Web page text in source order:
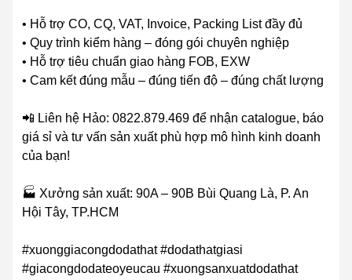
• Hỗ trợ CO, CQ, VAT, Invoice, Packing List đầy đủ
• Quy trình kiểm hàng – đóng gói chuyên nghiệp
• Hỗ trợ tiêu chuẩn giao hàng FOB, EXW
• Cam kết đúng mẫu – đúng tiến độ – đúng chất lượng
📲 Liên hệ Hảo: 0822.879.469 để nhận catalogue, báo
giá sỉ và tư vấn sản xuất phù hợp mô hình kinh doanh
của bạn!
🏭 Xưởng sản xuất: 90A – 90B Bùi Quang Là, P. An
Hội Tây, TP.HCM
#xuonggiacongdodathat #dodathatgiasi
#giacongdodateoyeucau #xuongsanxuatdodathat